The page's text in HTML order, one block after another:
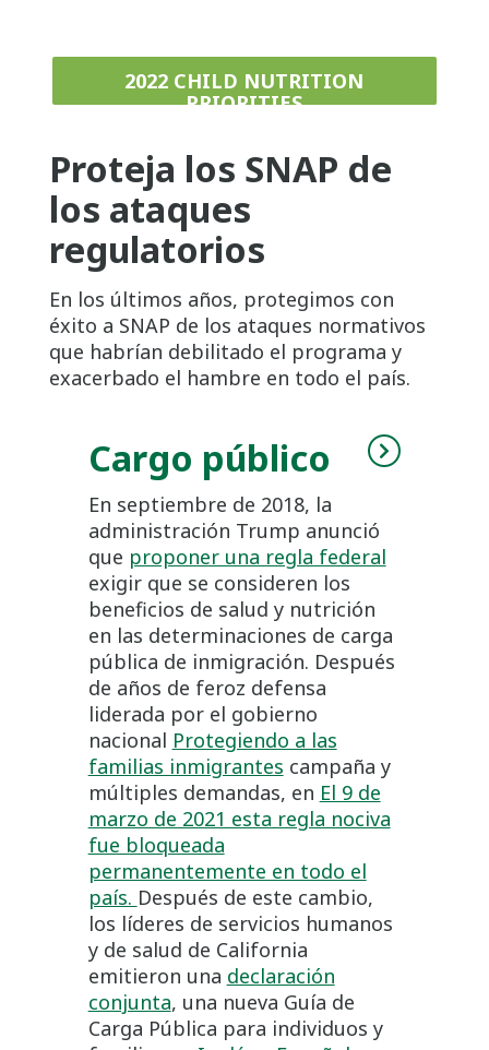
2022 CHILD NUTRITION
PRIORITIES
Proteja los SNAP de
los ataques
regulatorios
En los últimos años, protegimos con
éxito a SNAP de los ataques normativos
que habrían debilitado el programa y
exacerbado el hambre en todo el país.
Cargo público
En septiembre de 2018, la
administración Trump anunció
que proponer una regla federal
exigir que se consideren los
beneficios de salud y nutrición
en las determinaciones de carga
pública de inmigración. Después
de años de feroz defensa
liderada por el gobierno
nacional Protegiendo a las
familias inmigrantes campaña y
múltiples demandas, en El 9 de
marzo de 2021 esta regla nociva
fue bloqueada
permanentemente en todo el
país. Después de este cambio,
los líderes de servicios humanos
y de salud de California
emitieron una declaración
conjunta, una nueva Guía de
Carga Pública para individuos y